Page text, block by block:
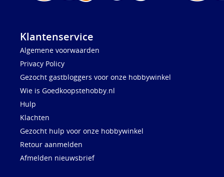
Klantenservice
Algemene voorwaarden
Privacy Policy
Gezocht gastbloggers voor onze hobbywinkel
Wie is Goedkoopstehobby.nl
Hulp
Klachten
Gezocht hulp voor onze hobbywinkel
Retour aanmelden
Afmelden nieuwsbrief